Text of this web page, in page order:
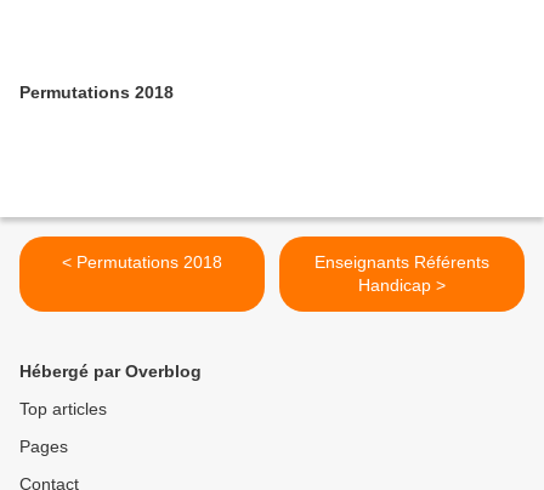
Permutations 2018
< Permutations 2018
Enseignants Référents
Handicap >
Hébergé par Overblog
Top articles
Pages
Contact